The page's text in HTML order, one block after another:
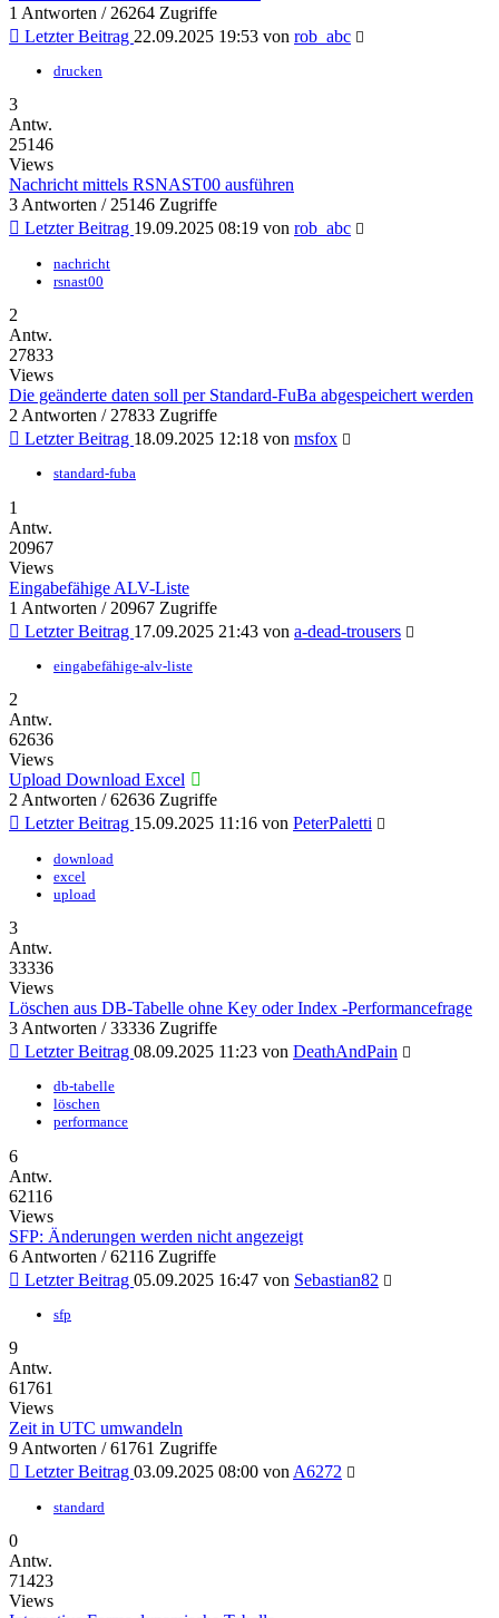
1 Antworten / 26264 Zugriffe
Letzter Beitrag 22.09.2025 19:53 von rob_abc
drucken
3
Antw.
25146
Views
Nachricht mittels RSNAST00 ausführen
3 Antworten / 25146 Zugriffe
Letzter Beitrag 19.09.2025 08:19 von rob_abc
nachricht
rsnast00
2
Antw.
27833
Views
Die geänderte daten soll per Standard-FuBa abgespeichert werden
2 Antworten / 27833 Zugriffe
Letzter Beitrag 18.09.2025 12:18 von msfox
standard-fuba
1
Antw.
20967
Views
Eingabefähige ALV-Liste
1 Antworten / 20967 Zugriffe
Letzter Beitrag 17.09.2025 21:43 von a-dead-trousers
eingabefähige-alv-liste
2
Antw.
62636
Views
Upload Download Excel
2 Antworten / 62636 Zugriffe
Letzter Beitrag 15.09.2025 11:16 von PeterPaletti
download
excel
upload
3
Antw.
33336
Views
Löschen aus DB-Tabelle ohne Key oder Index -Performancefrage
3 Antworten / 33336 Zugriffe
Letzter Beitrag 08.09.2025 11:23 von DeathAndPain
db-tabelle
löschen
performance
6
Antw.
62116
Views
SFP: Änderungen werden nicht angezeigt
6 Antworten / 62116 Zugriffe
Letzter Beitrag 05.09.2025 16:47 von Sebastian82
sfp
9
Antw.
61761
Views
Zeit in UTC umwandeln
9 Antworten / 61761 Zugriffe
Letzter Beitrag 03.09.2025 08:00 von A6272
standard
0
Antw.
71423
Views